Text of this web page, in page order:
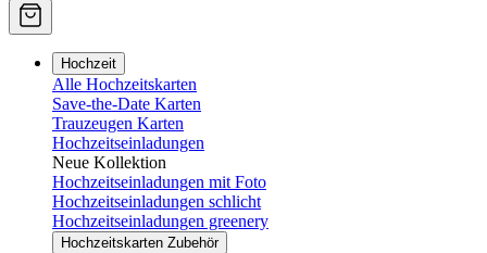
Hochzeit
Alle Hochzeitskarten
Save-the-Date Karten
Trauzeugen Karten
Hochzeitseinladungen
Neue Kollektion
Hochzeitseinladungen mit Foto
Hochzeitseinladungen schlicht
Hochzeitseinladungen greenery
Hochzeitskarten Zubehör